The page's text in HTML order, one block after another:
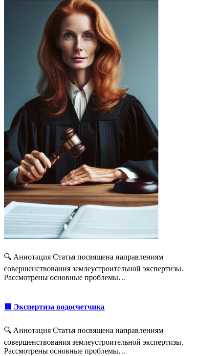
🔍 Аннотация Статья посвящена направлениям
совершенствования землеустроительной экспертизы.
Рассмотрены основные проблемы…
🟥 Экспертиза водосчетчика
🔍 Аннотация Статья посвящена направлениям
совершенствования землеустроительной экспертизы.
Рассмотрены основные проблемы…